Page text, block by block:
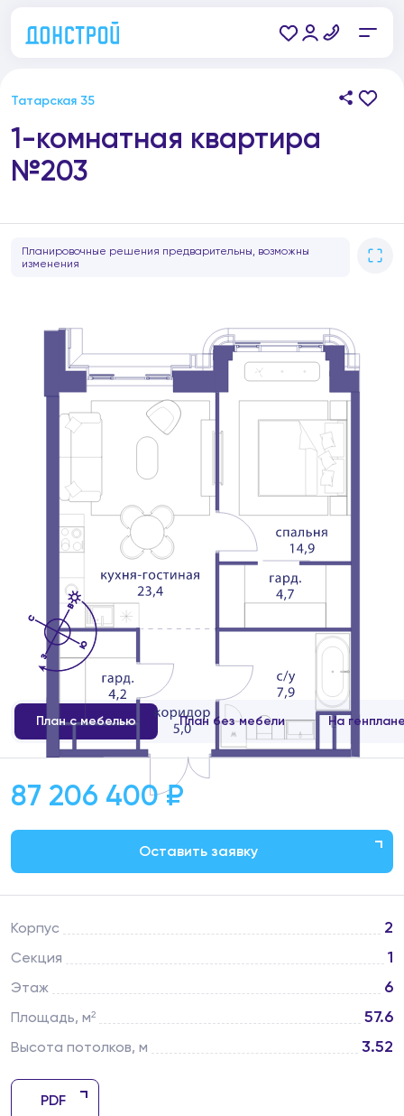
Татарская 35
1-комнатная квартира
№203
Планировочные решения предварительны, возможны
изменения
План с мебелью План без мебели На
Корпус 2
Секция 1
Этаж 6
Площадь, м² 57.6
Высота потолков, м 3.52
PDF
87 206 400 ₽
Оставить заявку